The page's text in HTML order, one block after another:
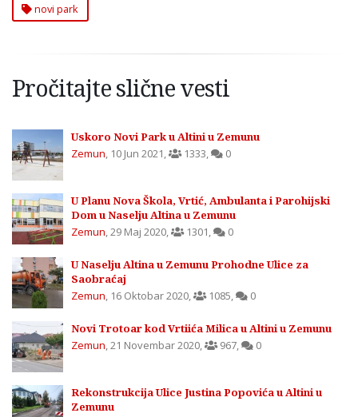
novi park
Pročitajte slične vesti
Uskoro Novi Park u Altini u Zemunu
Zemun, 10 Jun 2021, 1333, 0
U Planu Nova Škola, Vrtić, Ambulanta i Parohijski
Dom u Naselju Altina u Zemunu
Zemun,29 Maj 2020, 1301, 0
U Naselju Altina u Zemunu Prohodne Ulice za
Saobraćaj
Zemun, 16 Oktobar 2020, 1085, 0
Novi Trotoar kod Vrtiića Milica u Altini u Zemunu
Zemun,21 Novembar 2020, 967, 0
Rekonstrukcija Ulice Justina Popovića u Altini u
Zemunu